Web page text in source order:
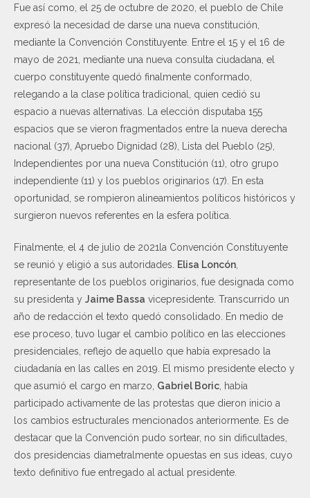
Fue así como, el 25 de octubre de 2020, el pueblo de Chile
expresó la necesidad de darse una nueva constitución,
mediante la Convención Constituyente. Entre el 15 y el 16 de
mayo de 2021, mediante una nueva consulta ciudadana, el
cuerpo constituyente quedó finalmente conformado,
relegando a la clase política tradicional, quien cedió su
espacio a nuevas alternativas. La elección disputaba 155
espacios que se vieron fragmentados entre la nueva derecha
nacional (37), Apruebo Dignidad (28), Lista del Pueblo (25),
Independientes por una nueva Constitución (11), otro grupo
independiente (11) y los pueblos originarios (17). En esta
oportunidad, se rompieron alineamientos políticos históricos y
surgieron nuevos referentes en la esfera política.
Finalmente, el 4 de julio de 2021la Convención Constituyente
se reunió y eligió a sus autoridades. Elisa Loncón,
representante de los pueblos originarios, fue designada como
su presidenta y Jaime Bassa vicepresidente. Transcurrido un
año de redacción el texto quedó consolidado. En medio de
ese proceso, tuvo lugar el cambio político en las elecciones
presidenciales, reflejo de aquello que había expresado la
ciudadanía en las calles en 2019. El mismo presidente electo y
que asumió el cargo en marzo, Gabriel Boric, había
participado activamente de las protestas que dieron inicio a
los cambios estructurales mencionados anteriormente. Es de
destacar que la Convención pudo sortear, no sin dificultades,
dos presidencias diametralmente opuestas en sus ideas, cuyo
texto definitivo fue entregado al actual presidente.